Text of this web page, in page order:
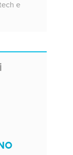
e